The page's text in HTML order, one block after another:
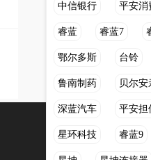
中信银行 平安消
睿蓝 睿蓝7
鄂尔多斯 台铃
鲁南制药 贝尔安
深蓝汽车 平安担
星环科技 睿蓝9